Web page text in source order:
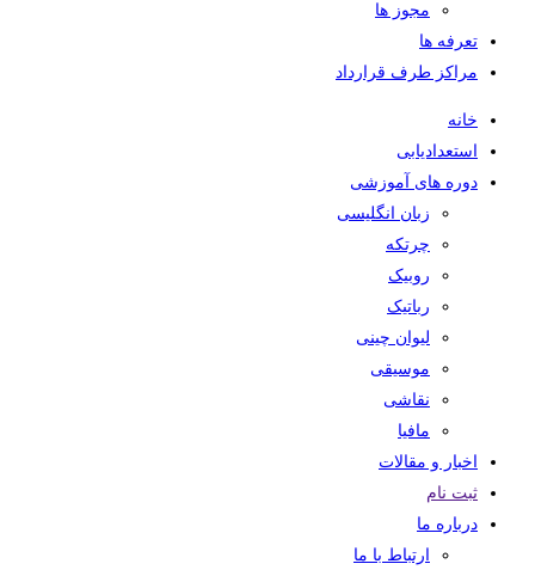
مجوز ها
تعرفه ها
مراکز طرف قرارداد
خانه
استعدادیابی
دوره های آموزشی
زبان انگلیسی
چرتکه
روبیک
رباتیک
لیوان چینی
موسیقی
نقاشی
مافیا
اخبار و مقالات
ثبت نام
درباره ما
ارتباط با ما